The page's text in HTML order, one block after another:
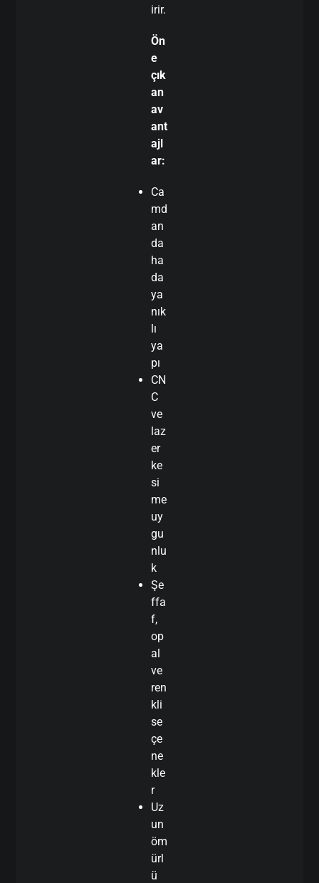
irir.
Ön
e
çık
an
av
ant
ajl
ar:
Ca
md
an
da
ha
da
ya
nık
lı
ya
pı
CN
C
ve
laz
er
ke
si
me
uy
gu
nlu
k
Şe
ffa
f,
op
al
ve
ren
kli
se
çe
ne
kle
r
Uz
un
öm
ürl
ü